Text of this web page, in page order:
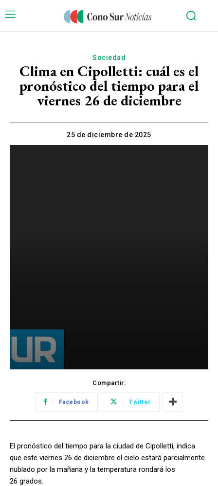
Sociedad
Clima en Cipolletti: cuál es el
pronóstico del tiempo para el
viernes 26 de diciembre
25 de diciembre de 2025
Compartir:
Facebook Twitter
El pronóstico del tiempo para la ciudad de Cipolletti, indica
que este viernes 26 de diciembre el cielo estará parcialmente
nublado por la mañana y la temperatura rondará los
26 grados.